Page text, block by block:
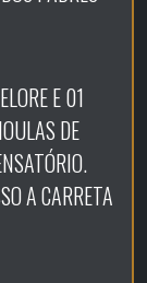
E 01
DE
A CARRETA